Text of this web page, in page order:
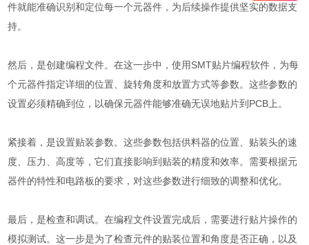
件就能准确识别和定位每一个元器件，为后续操作提供坚实的数据支
持。
然后，是创建编程文件。在这一步中，使用SMT贴片编程软件，为每
个元器件指定详细的位置、旋转角度和放置方式等参数。这些参数的
设置必须精确到位，以确保元器件能够准确无误地贴片到PCB上。
紧接着，是设置贴装参数。这些参数包括供料器的位置、贴装头的速
度、压力、高度等，它们直接影响到贴装的精度和效率。需要根据元
器件的特性和电路板的要求，对这些参数进行细致的调整和优化。
最后，是检查和调试。在编程文件设置完成后，需要进行贴片操作的
模拟测试。这一步是为了检查元件的贴装位置和角度是否正确，以及